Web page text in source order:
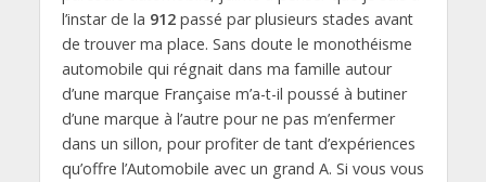
l’instar de la 912passé par plusieurs stades avant
de trouver ma place. Sans doute le monothéisme
automobile qui régnait dans ma famille autour
d’une marque Française m’a-t-il poussé à butiner
d’une marque à l’autre pour ne pas m’enfermer
dans un sillon, pour profiter de tant d’expériences
qu’offre l’Automobile avec un grand A. Si vous vous